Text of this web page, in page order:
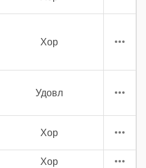
Хор
Удовл
Хор
Хор